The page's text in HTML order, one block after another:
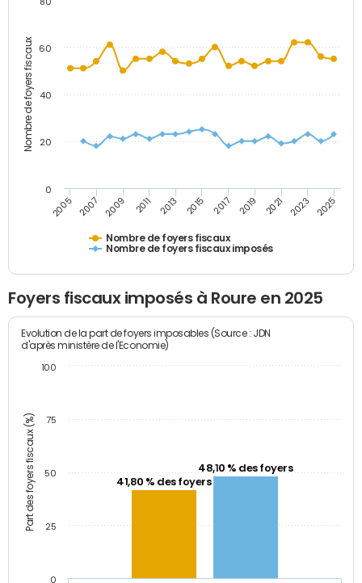
Nombre de foyers fiscaux
Nombre de foyers fiscaux
Nombre de foyers fiscaux imposés
2005 2007 2009 2011 2013 2015 2017 2019 2021 2023 2025
0
20
40
60
Foyers fiscaux imposés à Roure en 2025
Part des foyers fiscaux (%)
Evolution de la part de foyers imposables (Source : JDN
d'après ministère de l'Economie)
41,80 % des foyers
48,10 % des foyers
0
25
50
75
100